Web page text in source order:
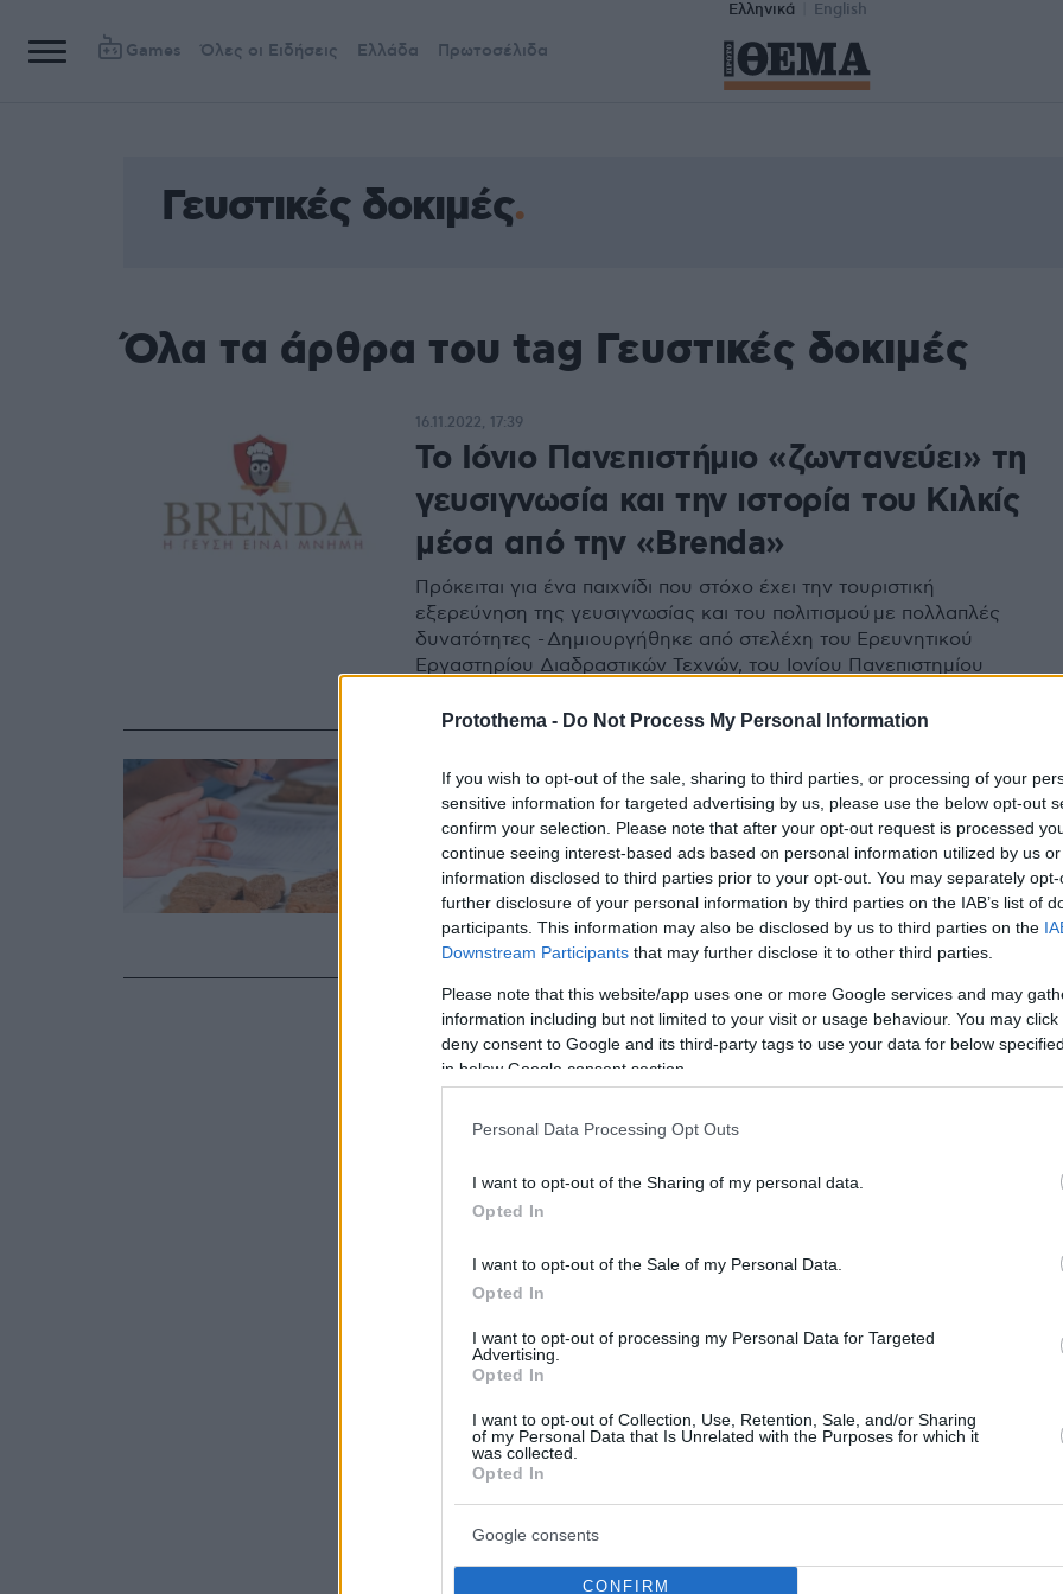
Protothema - Do Not Process My Personal Information
If you wish to opt-out of the sale, sharing to third parties, or processing of your
sensitive information for targeted advertising by us, please use the below opt-out
confirm your selection. Please note that after your opt-out request is processed
continue seeing interest-based ads based on personal information utilized by us
information disclosed to third parties prior to your opt-out. You may separately
further disclosure of your personal information by third parties on the IAB’s list of
participants. This information may also be disclosed by us to third parties on the
Downstream Participants that may further disclose it to other third parties.
Please note that this website/app uses one or more Google services and may
information including but not limited to your visit or usage behaviour. You may
deny consent to Google and its third-party tags to use your data for below
in below Google consent section.
Personal Data Processing Opt Outs
I want to opt-out of the Sharing of my personal data.
Opted In
I want to opt-out of the Sale of my Personal Data.
Opted In
I want to opt-out of processing my Personal Data for Targeted
Advertising.
Opted In
I want to opt-out of Collection, Use, Retention, Sale, and/or Sharing
of my Personal Data that Is Unrelated with the Purposes for which it
was collected.
Opted In
Google consents
CONFIRM
Ελληνικά English
Games Όλες οι Ειδήσεις Ελλάδα Πρωτοσέλιδα
Γευστικές δοκιμές
Όλα τα άρθρα του tag Γευστικές δοκιμές
To Ιόνιο Πανεπιστήμιο «ζωντανεύει» τη
γευσιγνωσία και την ιστορία του Κιλκίς
μέσα από την «Brenda»
Πρόκειται για ένα παιχνίδι που στόχο έχει την τουριστική
εξερεύνηση της γευσιγνωσίας και του πολιτισμού με πολλαπλές
δυνατότητες - Δημιουργήθηκε από στελέχη του Eρευνητικού
Eργαστηρίου Διαδραστικών Τεχνών, του Ιονίου Πανεπιστημίου
16.11.2022, 17:39
Δοκιμάσαμε και βαθμολογήσαμε 8
διαφορετικά κρίθινα παξιμάδια
Πριν από λίγες δεκαετίες, το κριθάρι ήταν το βασικό δημητριακό
για ψωμί στα νησιά, αλλά και σε πολλές μεσόγειες περιοχές της
χώρες.